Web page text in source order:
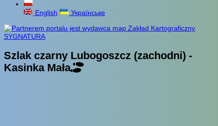
English Українське
Szlak czarny Lubogoszcz (zachodni) -
Kasinka Mała